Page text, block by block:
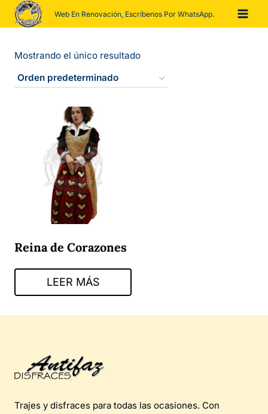
Saltar
Web En Renovación, Escríbenos Por WhatsApp.
Mostrando el único resultado
Reina de Corazones
LEER MÁS
Trajes y disfraces para todas las ocasiones. Con